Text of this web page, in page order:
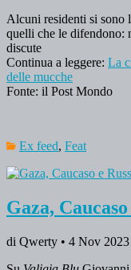
Alcuni residenti si sono
quelli che le difendono:
discute
Continua a leggere: La
delle mucche
Fonte: il Post Mondo
Ex feed, Feat
Gaza,
di Qwerty • 4 Nov 2023